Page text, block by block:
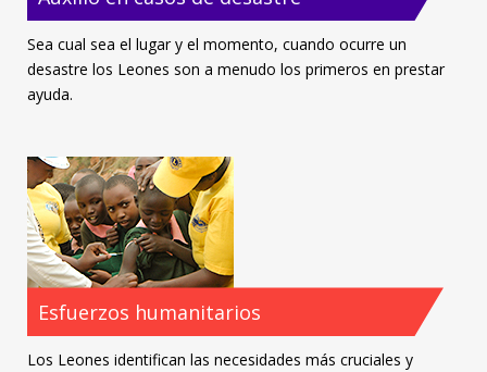
Sea cual sea el lugar y el momento, cuando ocurre un
desastre los Leones son a menudo los primeros en prestar
ayuda.
Esfuerzos humanitarios
Los Leones identifican las necesidades más cruciales y